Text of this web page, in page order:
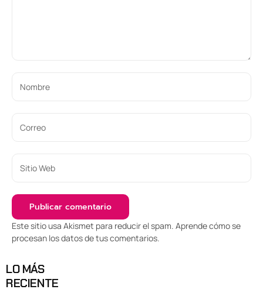
Este sitio usa Akismet para reducir el spam. Aprende cómo se
procesan los datos de tus comentarios.
LO MÁS
RECIENTE